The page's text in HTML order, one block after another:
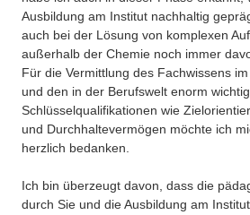
Ausbildung am Institut nachhaltig
auch bei der Lösung von komplexen
außerhalb der Chemie noch immer
Für die Vermittlung des Fachwissens
und den in der Berufswelt enorm
Schlüsselqualifikationen wie
und Durchhaltevermögen möchte ich
herzlich bedanken.
Ich bin überzeugt davon, dass die
durch Sie und die Ausbildung am